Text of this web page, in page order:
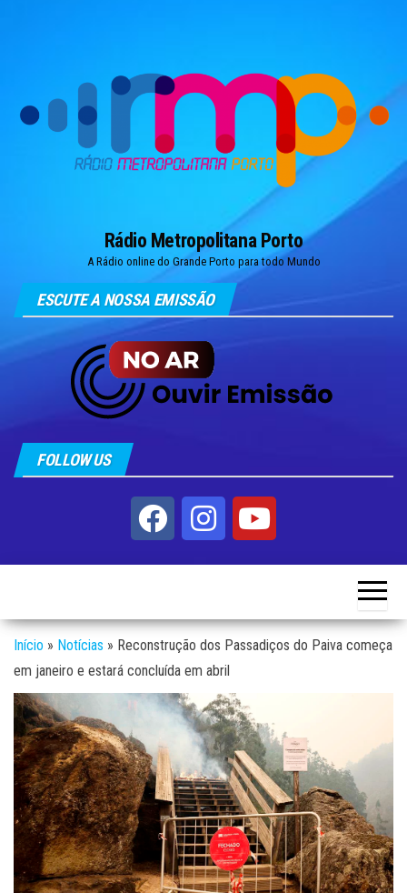
Rádio Metropolitana Porto
A Rádio online do Grande Porto para todo Mundo
ESCUTE A NOSSA EMISSÃO
FOLLOW US
Início » Notícias » Reconstrução dos Passadiços do Paiva começa
em janeiro e estará concluída em abril